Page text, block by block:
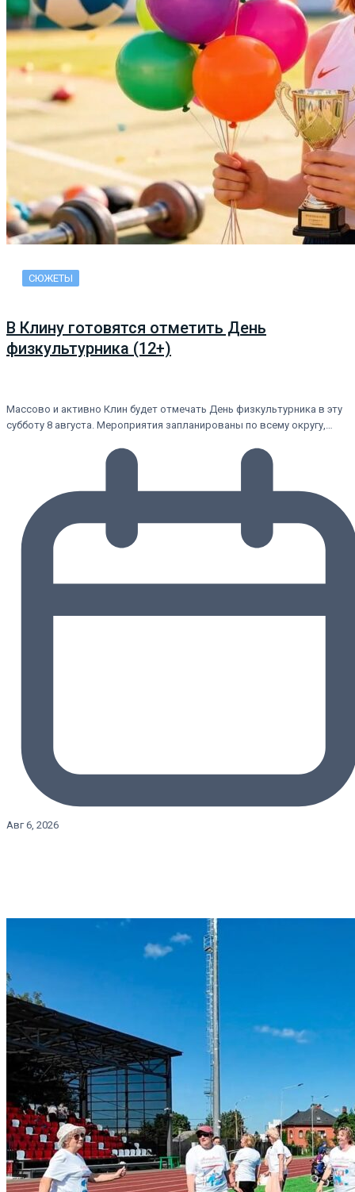
СЮЖЕТЫ
В Клину готовятся отметить День
физкультурника (12+)
Массово и активно Клин будет отмечать День физкультурника в эту
субботу 8 августа. Мероприятия запланированы по всему округу,…
Авг 6, 2026